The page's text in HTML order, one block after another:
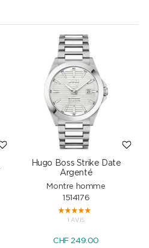
Hugo Boss Strike Date
Argenté
Montre homme
1514176
1 AVIS
CHF249.00